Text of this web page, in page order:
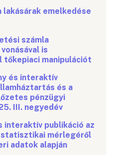
emelkedése
számla
is
tőkepiaci manipulációt
és interaktív
és a
pénzügyi
III. negyedév
interaktív publikáció az
statisztikai mérlegéről
adatok alapján